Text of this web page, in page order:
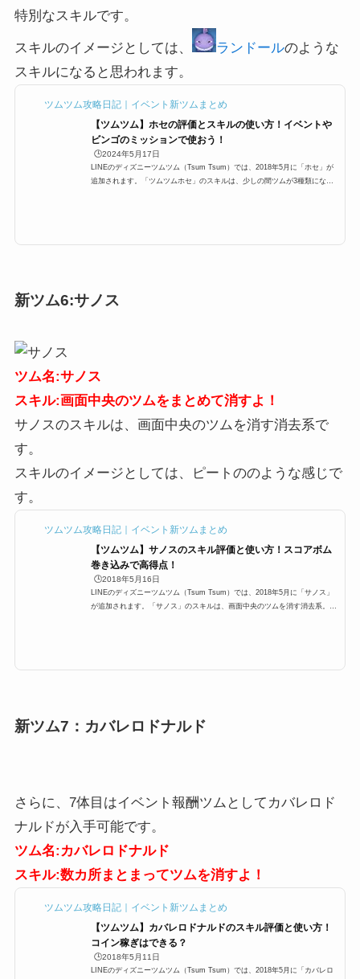
特別なスキルです。
スキルのイメージとしては、 ランドールのような
スキルになると思われます。
ツムツム攻略日記｜イベント新ツムまとめ
【ツムツム】ホセの評価とスキルの使い方！イベントや
ビンゴのミッションで使おう！
🕒️2024年5月17日
LINEのディズニーツムツム（Tsum Tsum）では、2018年5月に「ホセ」が
追加されます。「ツムツムホセ」のスキルは、少しの間ツムが3種類になる
新ツム6:サノス
ツム名:サノス
スキル:画面中央のツムをまとめて消すよ！
サノスのスキルは、画面中央のツムを消す消去系で
す。
スキルのイメージとしては、ピートののような感じで
す。
ツムツム攻略日記｜イベント新ツムまとめ
【ツムツム】サノスのスキル評価と使い方！スコアボム
巻き込みで高得点！
🕒️2018年5月16日
LINEのディズニーツムツム（Tsum Tsum）では、2018年5月に「サノス」
が追加されます。「サノス」のスキルは、画面中央のツムを消す消去系。
新ツム7： カバレロドナルド
さらに、7体目はイベント報酬ツムとしてカバレロド
ナルドが入手可能です。
ツム名:カバレロドナルド
スキル:数カ所まとまってツムを消すよ！
ツムツム攻略日記｜イベント新ツムまとめ
【ツムツム】カバレロドナルドのスキル評価と使い方！
コイン稼ぎはできる？
🕒️2018年5月11日
LINEのディズニーツムツム（Tsum Tsum）では、2018年5月に「カバレロ